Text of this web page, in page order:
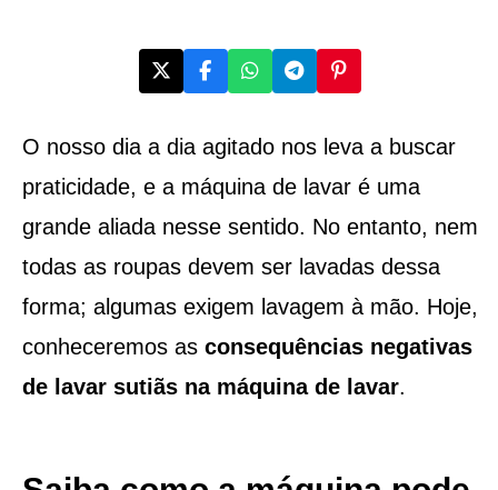
O nosso dia a dia agitado nos leva a buscar
praticidade, e a máquina de lavar é uma
grande aliada nesse sentido. No entanto, nem
todas as roupas devem ser lavadas dessa
forma; algumas exigem lavagem à mão. Hoje,
conheceremos as consequências negativas
de lavar sutiãs na máquina de lavar.